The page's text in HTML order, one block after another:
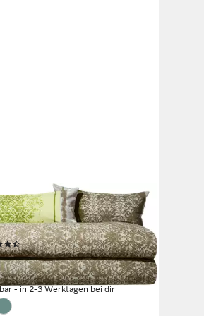
MÜLLER
Bettwäsche Sparpaket
Baumwolle, Grafik
(33)
€ 117,90 €
- in 2-3 Werktagen bei dir